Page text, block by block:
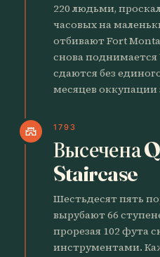
220 людьми,
часовых на
отбивают Fort
снова
сдаются без
месяцев оккупации
castle 1793
Высечена
Staircase
Шестьдесят пять
вырубают 66
прорезая 102 фута
инструментами.